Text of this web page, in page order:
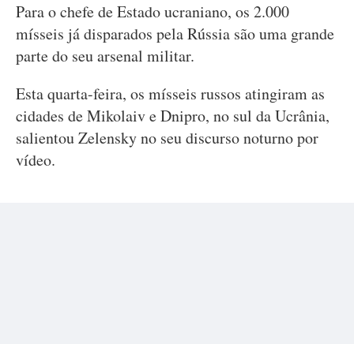
Para o chefe de Estado ucraniano, os 2.000
mísseis já disparados pela Rússia são uma grande
parte do seu arsenal militar.
Esta quarta-feira, os mísseis russos atingiram as
cidades de Mikolaiv e Dnipro, no sul da Ucrânia,
salientou Zelensky no seu discurso noturno por
vídeo.